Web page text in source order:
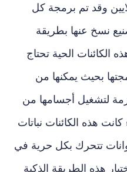
وقد تم برمجة كل
نسخ عنها بطريقة
الكائنات الحية تحتاج
بحيث يمكنها من
لتشغيل أجسامها من
هذه الكائنات نباتات
تتحرك بكل حرية في
هذه الطريقة الذكية